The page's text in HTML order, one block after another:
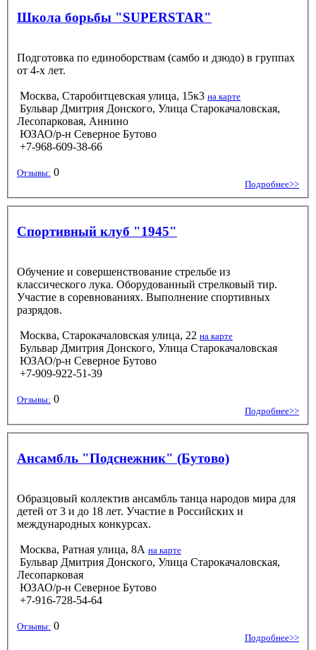
Школа борьбы "SUPERSTAR"
Подготовка по единоборствам (самбо и дзюдо) в группах
от 4-х лет.
Москва, Старобитцевская улица, 15к3 на карте
Бульвар Дмитрия Донского, Улица Старокачаловская,
Лесопарковая, Аннино
ЮЗАО/р-н Северное Бутово
+7-968-609-38-66
Отзывы: 0
Подробнее>>
Спортивный клуб "1945"
Обучение и совершенствование стрельбе из
классического лука. Оборудованный стрелковый тир.
Участие в соревнованиях. Выполнение спортивных
разрядов.
Москва, Старокачаловская улица, 22 на карте
Бульвар Дмитрия Донского, Улица Старокачаловская
ЮЗАО/р-н Северное Бутово
+7-909-922-51-39
Отзывы: 0
Подробнее>>
Ансамбль "Подснежник" (Бутово)
Образцовый коллектив ансамбль танца народов мира для
детей от 3 и до 18 лет. Участие в Российских и
международных конкурсах.
Москва, Ратная улица, 8А на карте
Бульвар Дмитрия Донского, Улица Старокачаловская,
Лесопарковая
ЮЗАО/р-н Северное Бутово
+7-916-728-54-64
Отзывы: 0
Подробнее>>